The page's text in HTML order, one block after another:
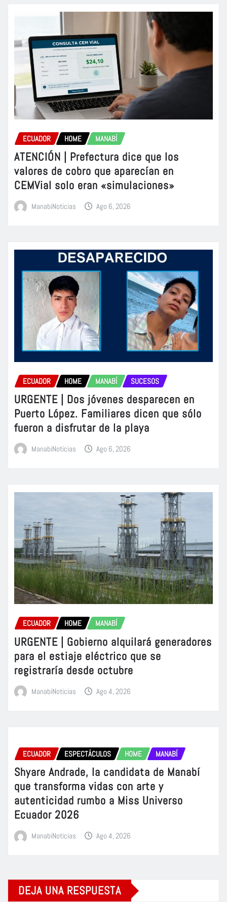
ECUADOR HOME MANABÍ
ATENCIÓN | Prefectura dice que los
valores de cobro que aparecían en
CEMVial solo eran «simulaciones»
ManabiNoticias Ago 6, 2026
ECUADOR HOME MANABÍ SUCESOS
URGENTE | Dos jóvenes desparecen en
Puerto López. Familiares dicen que sólo
fueron a disfrutar de la playa
ManabiNoticias Ago 6, 2026
ECUADOR HOME MANABÍ
URGENTE | Gobierno alquilará generadores
para el estiaje eléctrico que se
registraría desde octubre
ManabiNoticias Ago 4, 2026
ECUADOR ESPECTÁCULOS HOME MANABÍ
Shyare Andrade, la candidata de Manabí
que transforma vidas con arte y
autenticidad rumbo a Miss Universo
Ecuador 2026
ManabiNoticias Ago 4, 2026
DEJA UNA RESPUESTA